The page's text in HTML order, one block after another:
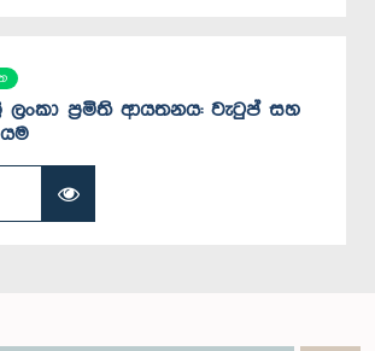
ශ්‍රී ලංකා ප්‍රමිති ආයතනය: වැටුප් සහ